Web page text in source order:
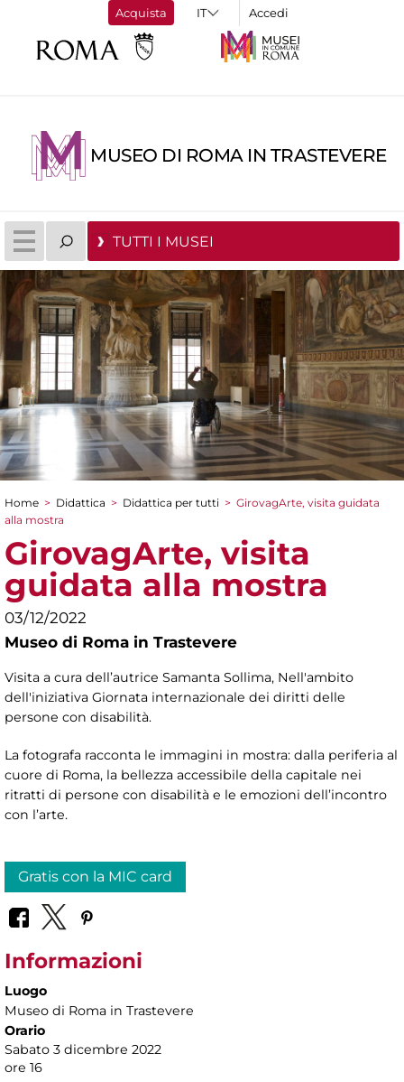
Acquista Accedi
MUSEO DI ROMA IN TRASTEVERE
TUTTI I MUSEI
Tu sei qui
Home > Didattica > Didattica per tutti > GirovagArte, visita guidata
alla mostra
GirovagArte, visita
guidata alla mostra
03/12/2022
Museo di Roma in Trastevere
Visita a cura dell’autrice Samanta Sollima, Nell'ambito
dell'iniziativa Giornata internazionale dei diritti delle
persone con disabilità.
La fotografa racconta le immagini in mostra: dalla periferia al
cuore di Roma, la bellezza accessibile della capitale nei
ritratti di persone con disabilità e le emozioni dell’incontro
con l’arte.
Gratis con la MIC card
Informazioni
Luogo
Museo di Roma in Trastevere
Orario
Sabato 3 dicembre 2022
ore 16